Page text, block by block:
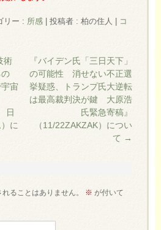
リー : 所感 投稿者 : 柏の住人
コ
術
宙
日
に
『バイデン氏「三日天下」
の可能性 消せない不正選
挙疑惑、トランプ氏大逆転
は最高裁判決が鍵 大原浩
氏緊急寄稿』
（11/22ZAKZAK）につい
て →
ることはありません。 ※ が付いて